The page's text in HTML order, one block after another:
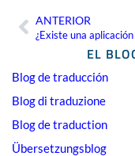
EL
Blog de traducción
Blog di traduzione
Blog de traduction
Übersetzungsblog
AntANTERIOR